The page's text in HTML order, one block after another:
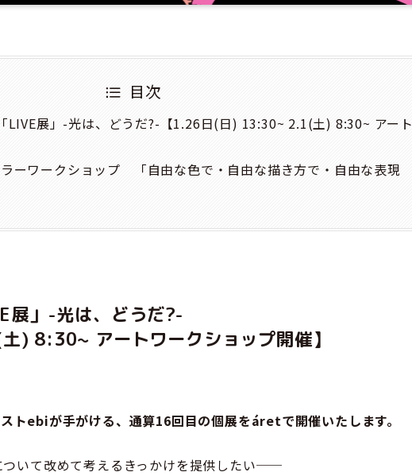
目次
展」-光は、どうだ?-【1.26日(日) 13:30~ 2.1(土) 8:30~ アート
ラーワークショップ 「自由な色で・自由な描き方で・自由な表現
」-光は、どうだ?-
) 8:30~ アートワークショップ開催】
トebiが手がける、通算16回目の個展をáretで開催いたします。
ついて改めて考えるきっかけを提供したい──